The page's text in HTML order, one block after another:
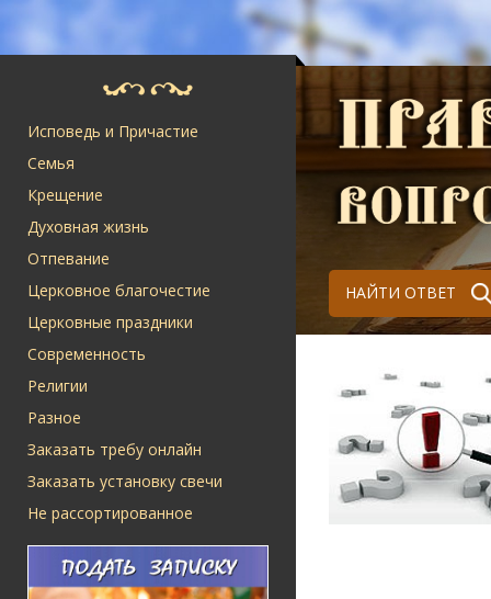
Исповедь и Причастие
Семья
Крещение
Духовная жизнь
Отпевание
Церковное благочестие
Церковные праздники
Современность
Религии
Разное
Заказать требу онлайн
Заказать установку свечи
Не рассортированное
НАЙТИ ОТВЕТ